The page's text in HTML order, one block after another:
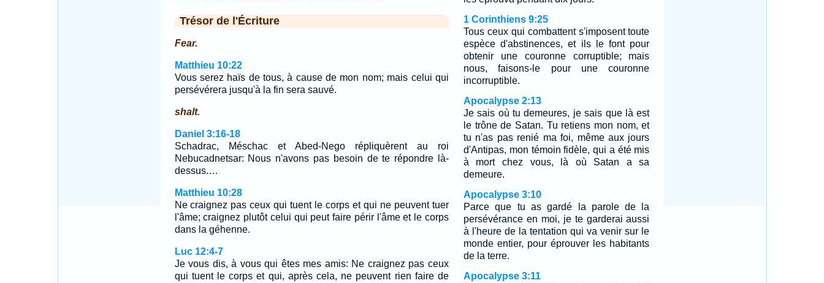
Trésor de l'Écriture
Fear.
Matthieu 10:22
Vous serez haïs de tous, à cause de mon nom; mais celui qui
persévérera jusqu'à la fin sera sauvé.
shalt.
Daniel 3:16-18
Schadrac, Méschac et Abed-Nego répliquèrent au roi
Nebucadnetsar: Nous n'avons pas besoin de te répondre là-
dessus.…
Matthieu 10:28
Ne craignez pas ceux qui tuent le corps et qui ne peuvent tuer
l'âme; craignez plutôt celui qui peut faire périr l'âme et le corps
dans la géhenne.
Luc 12:4-7
Je vous dis, à vous qui êtes mes amis: Ne craignez pas ceux
qui tuent le corps et qui, après cela, ne peuvent rien faire de
1 Corinthiens 9:25
Tous ceux qui combattent s'imposent toute
espèce d'abstinences, et ils le font pour
obtenir une couronne corruptible; mais
nous, faisons-le pour une couronne
incorruptible.
Apocalypse 2:13
Je sais où tu demeures, je sais que là est
le trône de Satan. Tu retiens mon nom, et
tu n'as pas renié ma foi, même aux jours
d'Antipas, mon témoin fidèle, qui a été mis
à mort chez vous, là où Satan a sa
demeure.
Apocalypse 3:10
Parce que tu as gardé la parole de la
persévérance en moi, je te garderai aussi
à l'heure de la tentation qui va venir sur le
monde entier, pour éprouver les habitants
de la terre.
Apocalypse 3:11